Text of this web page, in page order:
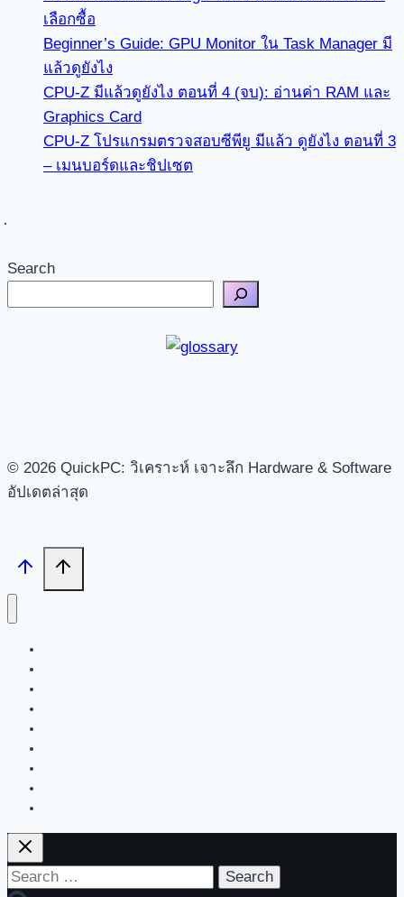
เลือกซื้อ
Beginner’s Guide: GPU Monitor ใน Task Manager มี
แล้วดูยังไง
CPU-Z มีแล้วดูยังไง ตอนที่ 4 (จบ): อ่านค่า RAM และ
Graphics Card
CPU-Z โปรแกรมตรวจสอบซีพียู มีแล้ว ดูยังไง ตอนที่ 3
– เมนบอร์ดและชิปเซต
Search
© 2026 QuickPC: วิเคราะห์ เจาะลึก Hardware & Software
อัปเดตล่าสุด
Search